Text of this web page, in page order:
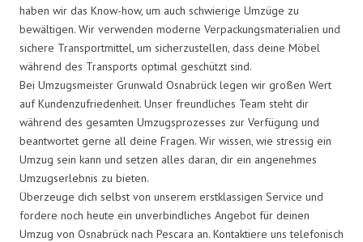
haben wir das Know-how, um auch schwierige Umzüge zu
bewältigen. Wir verwenden moderne Verpackungsmaterialien und
sichere Transportmittel, um sicherzustellen, dass deine Möbel
während des Transports optimal geschützt sind.
Bei Umzugsmeister Grunwald Osnabrück legen wir großen Wert
auf Kundenzufriedenheit. Unser freundliches Team steht dir
während des gesamten Umzugsprozesses zur Verfügung und
beantwortet gerne all deine Fragen. Wir wissen, wie stressig ein
Umzug sein kann und setzen alles daran, dir ein angenehmes
Umzugserlebnis zu bieten.
Überzeuge dich selbst von unserem erstklassigen Service und
fordere noch heute ein unverbindliches Angebot für deinen
Umzug von Osnabrück nach Pescara an. Kontaktiere uns telefonisch